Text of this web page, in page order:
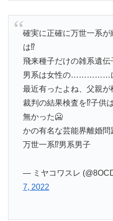
確実に正確に万世一系
は⁉️
飛来種子だけの雑系遺
男系は女性の……………に
最近有ったよね、父親
裁判の結果検査を⁉️子供
無かった🥶
かの有名な芸能界離婚問
万世一系⁉️男系男子
— ミヤコワスレ
7, 2022